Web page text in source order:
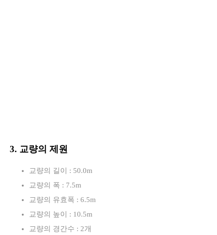
3. 교량의 제원
교량의 길이 : 50.0m
교량의 폭 : 7.5m
교량의 유효폭 : 6.5m
교량의 높이 : 10.5m
교량의 경간수 : 2개